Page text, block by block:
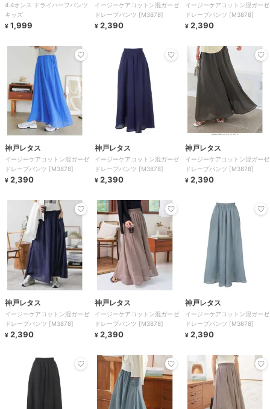
4.4オンス ドライハーフパンツ
キッズ
¥ 1,999
イージーケアコットン混ガーゼ
ドレープパンツ [M3878]
¥ 2,390
イージーケアコットン混ガーゼ
ドレープパンツ [M3878]
¥ 2,390
神戸レタス
イージーケアコットン混ガーゼ
ドレープパンツ [M3878]
¥ 2,390
神戸レタス
イージーケアコットン混ガーゼ
ドレープパンツ [M3878]
¥ 2,390
神戸レタス
イージーケアコットン混ガーゼ
ドレープパンツ [M3878]
¥ 2,390
神戸レタス
イージーケアコットン混ガーゼ
ドレープパンツ [M3878]
¥ 2,390
神戸レタス
イージーケアコットン混ガーゼ
ドレープパンツ [M3878]
¥ 2,390
神戸レタス
イージーケアコットン混ガーゼ
ドレープパンツ [M3878]
¥ 2,390